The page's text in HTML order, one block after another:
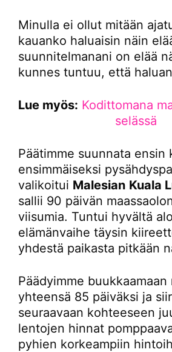
Minulla ei ollut mitään
kauanko haluaisin näin
suunnitelmanani on elää
kunnes tuntuu, että
Lue myös: Kodittomana
selässä
Päätimme suunnata ensin
ensimmäiseksi
valikoitui Malesian Kuala
sallii 90 päivän
viisumia. Tuntui hyvältä
elämänvaihe täysin
yhdestä paikasta pitkään
Päädyimme
yhteensä 85 päiväksi ja
seuraavaan kohteeseen
lentojen hinnat
pyhien korkeampiin